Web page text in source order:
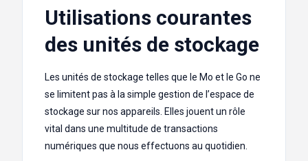
Utilisations courantes
des unités de stockage
Les unités de stockage telles que le Mo et le Go ne
se limitent pas à la simple gestion de l’espace de
stockage sur nos appareils. Elles jouent un rôle
vital dans une multitude de transactions
numériques que nous effectuons au quotidien.